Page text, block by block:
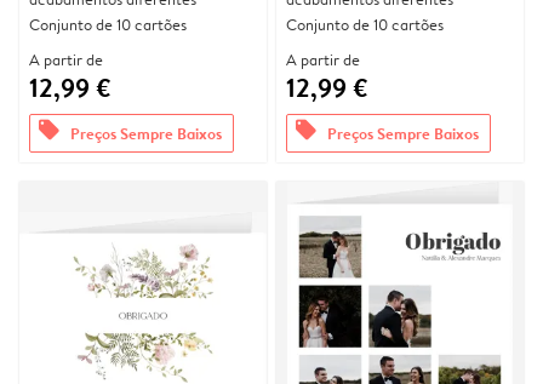
Conjunto de 10 cartões
A partir de
12,99 €
offers Preços Sempre Baixos
Conjunto de 10 cartões
A partir de
12,99 €
offers Preços Sempre Baixos